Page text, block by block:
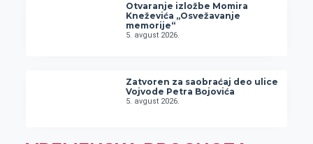
Otvaranje izložbe Momira
Kneževića „Osvežavanje
memorije“
5. avgust 2026.
Zatvoren za saobraćaj deo ulice
Vojvode Petra Bojovića
5. avgust 2026.